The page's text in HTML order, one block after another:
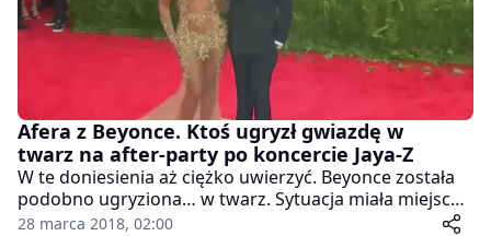
Afera z Beyonce. Ktoś ugryzł gwiazdę w
twarz na after-party po koncercie Jaya-Z
W te doniesienia aż ciężko uwierzyć. Beyonce została
podobno ugryziona… w twarz. Sytuacja miała miejsce
na after-party po koncercie Jaya-Z. Świadkiem
28 marca 2018, 02:00